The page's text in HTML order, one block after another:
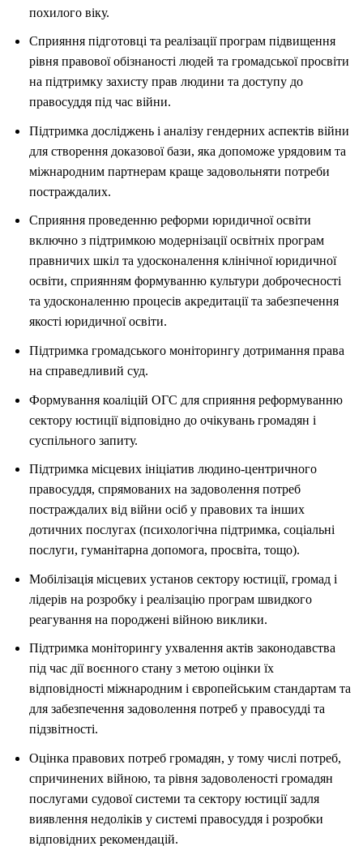
похилого віку.
Сприяння підготовці та реалізації програм підвищення
рівня правової обізнаності людей та громадської просвіти
на підтримку захисту прав людини та доступу до
правосуддя під час війни.
Підтримка досліджень і аналізу гендерних аспектів війни
для створення доказової бази, яка допоможе урядовим та
міжнародним партнерам краще задовольняти потреби
постраждалих.
Сприяння проведенню реформи юридичної освіти
включно з підтримкою модернізації освітніх програм
правничих шкіл та удосконалення клінічної юридичної
освіти, сприянням формуванню культури доброчесності
та удосконаленню процесів акредитації та забезпечення
якості юридичної освіти.
Підтримка громадського моніторингу дотримання права
на справедливий суд.
Формування коаліцій ОГС для сприяння реформуванню
сектору юстиції відповідно до очікувань громадян і
суспільного запиту.
Підтримка місцевих ініціатив людино-центричного
правосуддя, спрямованих на задоволення потреб
постраждалих від війни осіб у правових та інших
дотичних послугах (психологічна підтримка, соціальні
послуги, гуманітарна допомога, просвіта, тощо).
Мобілізація місцевих установ сектору юстиції, громад і
лідерів на розробку і реалізацію програм швидкого
реагування на породжені війною виклики.
Підтримка моніторингу ухвалення актів законодавства
під час дії воєнного стану з метою оцінки їх
відповідності міжнародним і європейським стандартам та
для забезпечення задоволення потреб у правосудді та
підзвітності.
Оцінка правових потреб громадян, у тому числі потреб,
спричинених війною, та рівня задоволеності громадян
послугами судової системи та сектору юстиції задля
виявлення недоліків у системі правосуддя і розробки
відповідних рекомендацій.